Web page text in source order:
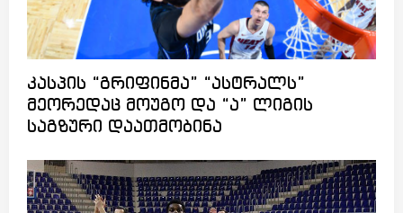
კასპის “გრიფინმა” “ასტრალს”
მეორედაც მოუგო და “ა” ლიგის
საგზური დაათმობინა